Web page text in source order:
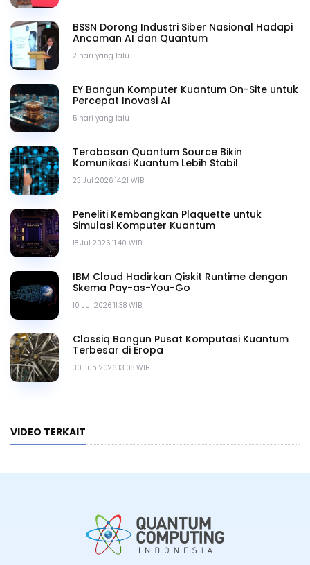
2 hari yang lalu
BSSN Dorong Industri Siber Nasional Hadapi
Ancaman AI dan Quantum
5 hari yang lalu
EY Bangun Komputer Kuantum On-Site untuk
Percepat Inovasi AI
23 Jul 2026 14.21 WIB
Terobosan Quantum Source Bikin
Komunikasi Kuantum Lebih Stabil
18 Jul 2026 11.40 WIB
Peneliti Kembangkan Plaquette untuk
Simulasi Komputer Kuantum
10 Jul 2026 11.38 WIB
IBM Cloud Hadirkan Qiskit Runtime dengan
Skema Pay-as-You-Go
30 Jun 2026 13.08 WIB
Classiq Bangun Pusat Komputasi Kuantum
Terbesar di Eropa
VIDEO TERKAIT